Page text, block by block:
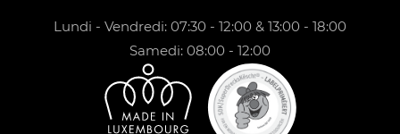
Lundi - Vendredi: 07:30 - 12:00 & 13:00 - 18:00
Samedi: 08:00 - 12:00